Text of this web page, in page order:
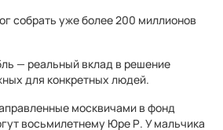
собрать уже более 200 миллионов
— реальный вклад в решение
для конкретных людей.
москвичами в фонд
восьмилетнему Юре Р. У мальчика